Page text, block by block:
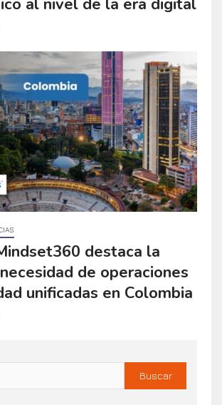
destaca la
de operaciones
unificadas en Colombia